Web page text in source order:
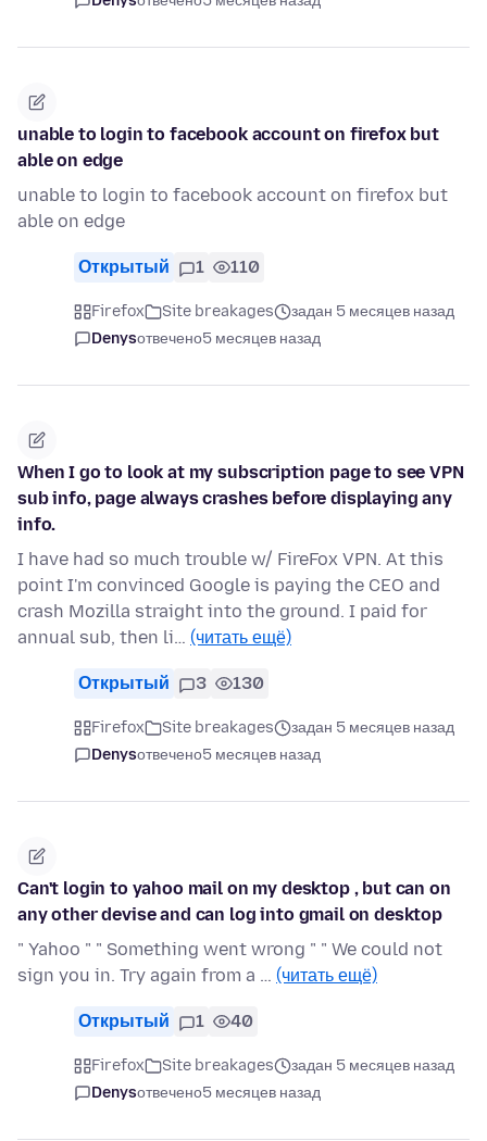
unable to login to facebook account on firefox but
able on edge
unable to login to facebook account on firefox but
able on edge
Открытый 1 110
Firefox Site breakages
задан 5 месяцев назад
Denysотвечено5 месяцев назад
When I go to look at my subscription page to see VPN
sub info, page always crashes before displaying any
info.
I have had so much trouble w/ FireFox VPN. At this
point I'm convinced Google is paying the CEO and
crash Mozilla straight into the ground. I paid for
annual sub, then li… (читать ещё)
Открытый 3 130
Firefox Site breakages
задан 5 месяцев назад
Denysотвечено5 месяцев назад
Can't login to yahoo mail on my desktop , but can on
any other devise and can log into gmail on desktop
" Yahoo " " Something went wrong " " We could not
sign you in. Try again from a … (читать ещё)
Открытый 1 40
Firefox Site breakages
задан 5 месяцев назад
Denysотвечено5 месяцев назад